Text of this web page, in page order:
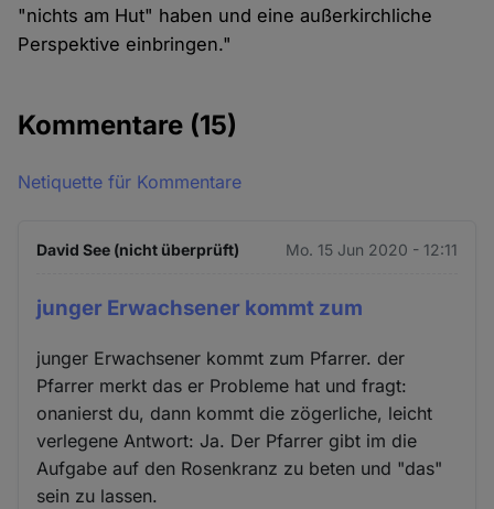
"nichts am Hut" haben und eine außerkirchliche
Perspektive einbringen."
Kommentare (15)
Netiquette für Kommentare
David See (nicht überprüft) Mo. 15 Jun 2020 - 12:11
junger Erwachsener kommt zum
junger Erwachsener kommt zum Pfarrer. der
Pfarrer merkt das er Probleme hat und fragt:
onanierst du, dann kommt die zögerliche, leicht
verlegene Antwort: Ja. Der Pfarrer gibt im die
Aufgabe auf den Rosenkranz zu beten und "das"
sein zu lassen.